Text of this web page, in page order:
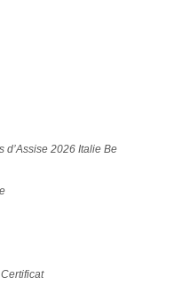
d’Assise 2026 Italie Be